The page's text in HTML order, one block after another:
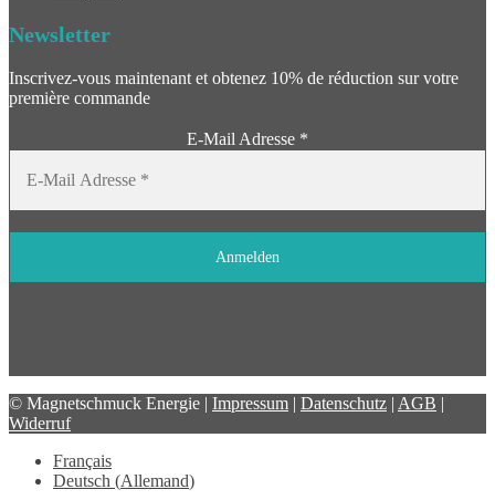
Newsletter
Inscrivez-vous maintenant et obtenez 10% de réduction sur votre
première commande
E-Mail Adresse *
© Magnetschmuck Energie | Impressum | Datenschutz | AGB |
Widerruf
Français
Deutsch (Allemand)